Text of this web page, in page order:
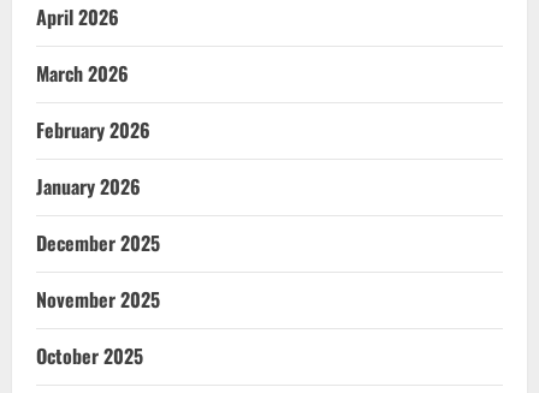
April 2026
March 2026
February 2026
January 2026
December 2025
November 2025
October 2025